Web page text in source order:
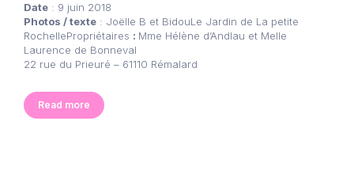
Date : 9 juin 2018
Photos / texte : Joëlle B et BidouLe Jardin de La petite
RochellePropriétaires : Mme Hélène d’Andlau et Melle
Laurence de Bonneval
22 rue du Prieuré – 61110 Rémalard
Read more